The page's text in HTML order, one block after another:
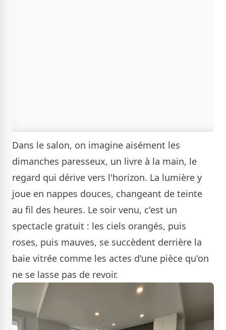
Dans le salon, on imagine aisément les
dimanches paresseux, un livre à la main, le
regard qui dérive vers l'horizon. La lumière y
joue en nappes douces, changeant de teinte
au fil des heures. Le soir venu, c'est un
spectacle gratuit : les ciels orangés, puis
roses, puis mauves, se succèdent derrière la
baie vitrée comme les actes d'une pièce qu'on
ne se lasse pas de revoir.